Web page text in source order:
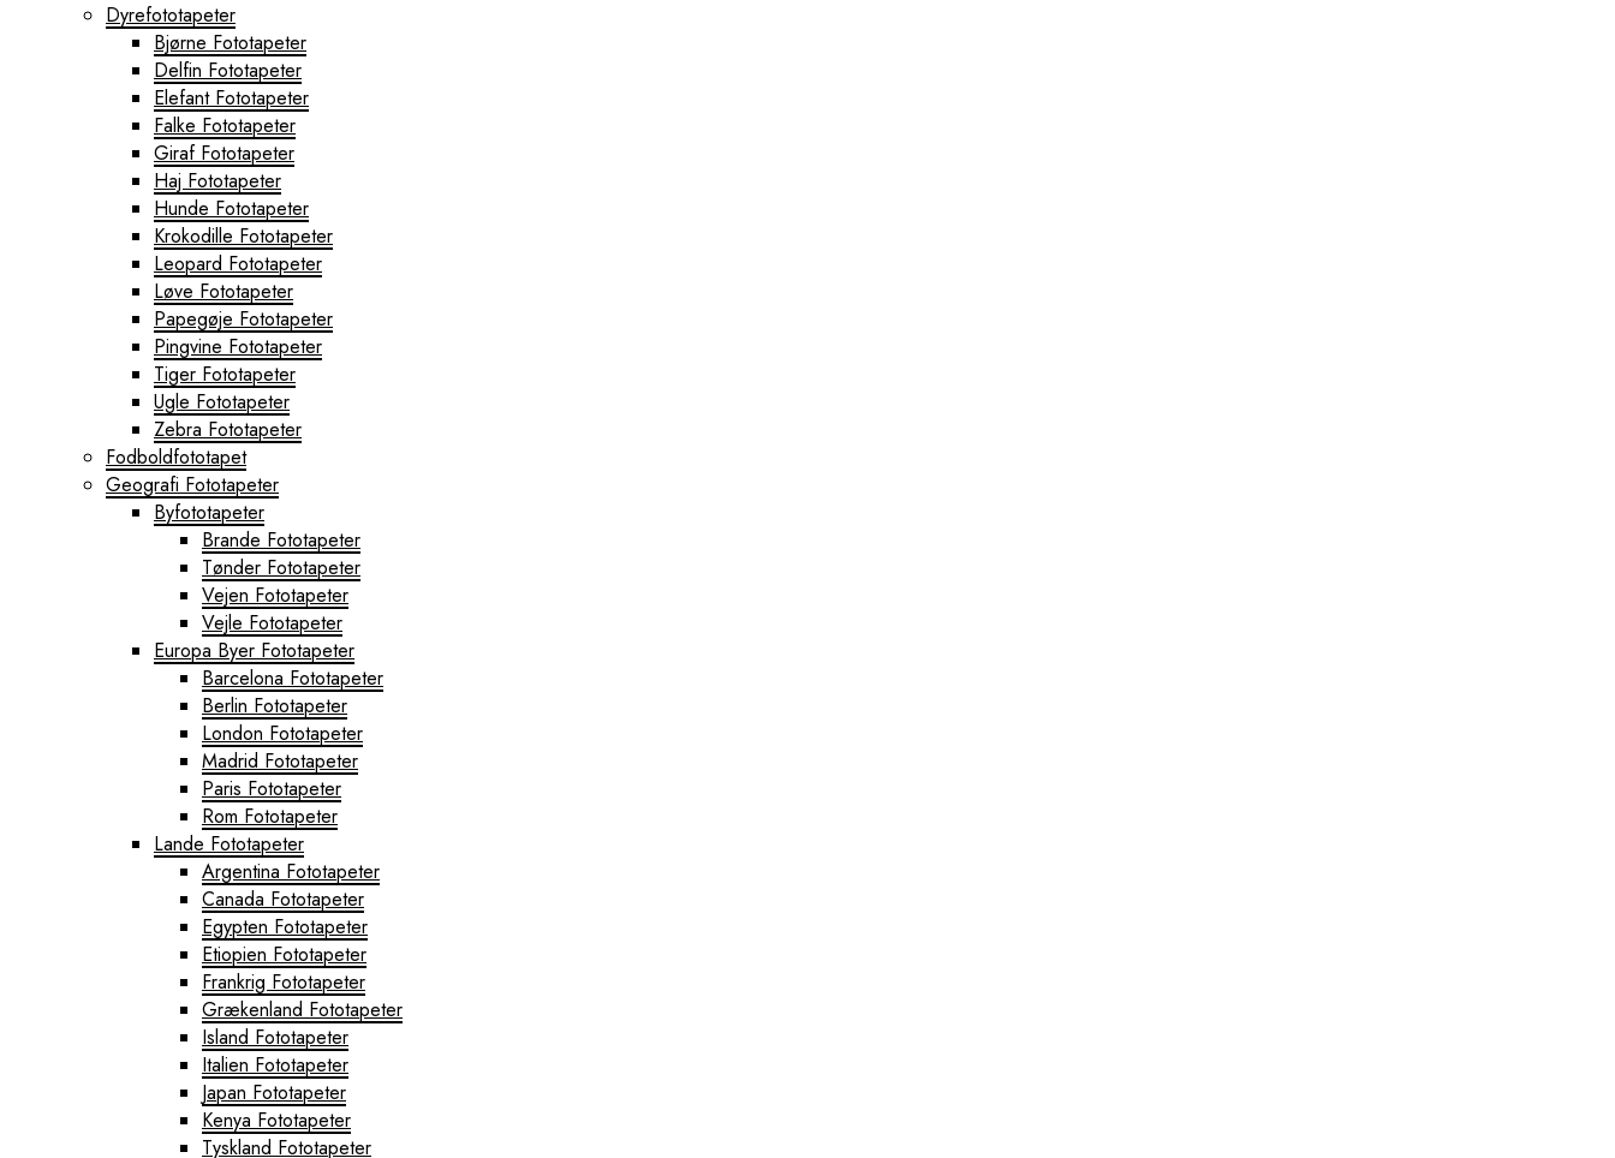
Dyrefototapeter
Bjørne Fototapeter
Delfin Fototapeter
Elefant Fototapeter
Falke Fototapeter
Giraf Fototapeter
Haj Fototapeter
Hunde Fototapeter
Krokodille Fototapeter
Leopard Fototapeter
Løve Fototapeter
Papegøje Fototapeter
Pingvine Fototapeter
Tiger Fototapeter
Ugle Fototapeter
Zebra Fototapeter
Fodboldfototapet
Geografi Fototapeter
Byfototapeter
Brande Fototapeter
Tønder Fototapeter
Vejen Fototapeter
Vejle Fototapeter
Europa Byer Fototapeter
Barcelona Fototapeter
Berlin Fototapeter
London Fototapeter
Madrid Fototapeter
Paris Fototapeter
Rom Fototapeter
Lande Fototapeter
Argentina Fototapeter
Canada Fototapeter
Egypten Fototapeter
Etiopien Fototapeter
Frankrig Fototapeter
Grækenland Fototapeter
Island Fototapeter
Italien Fototapeter
Japan Fototapeter
Kenya Fototapeter
Tyskland Fototapeter